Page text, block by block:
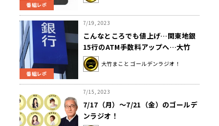
番組レポ
番組レポ
7/19, 2023
こんなところでも値上げ…関東地銀
15行のATM手数料アップへ…大竹
「銀行本体をなんとか守っていこう
という話」
大竹まこと ゴールデンラジオ！
7/15, 2023
7/17（月）～7/21（金）のゴールデ
ンラジオ！